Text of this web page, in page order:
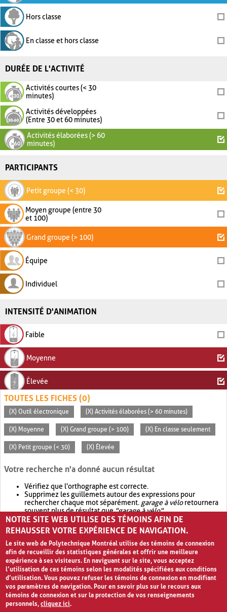
Hors classe
En classe et hors classe
DURÉE DE L'ACTIVITÉ
Activités courtes (< 30
minutes)
Activités développées
(Entre 30 et 60 minutes)
Activités élaborées (> 60
minutes)
PARTICIPANTS
Petit groupe (< 30)
Moyen groupe (entre 30
et 100)
Grand groupe (> 100)
Équipe
Individuel
INTENSITÉ D'ANIMATION
Faible
Moyenne
Élevée
TOUTES LES FICHES (0)
(X) Outil électronique (X) Activités élaborées (> 60 minutes)
(X) Moyenne (X) Grand groupe (> 100) (X) En classe seulement
(X) Petit groupe (< 30) (X) Élevée
Votre recherche n'a donné aucun résultat
Vérifiez que l'orthographe est correcte.
Supprimez les guillemets autour des expressions pour
rechercher chaque mot séparément. garage à véloretournera
souvent plus de résultat que"garage à vélo".
Envisagez d'élargir votre recherche avec OR.garage OR vélo
retournera souvent plus de résultat quegarage à vélo
NOTRE SITE WEB UTILISE DES TÉMOINS AFIN DE
REHAUSSER VOTRE EXPÉRIENCE DE NAVIGATION.
Le site web de Polytechnique Montréal utilise des témoins de connexion
afin de recueillir des statistiques générales et offrir une meilleure
expérience à ses visiteurs. En naviguant sur le site, vous acceptez
l’utilisation de ces témoins selon les modalités spécifiées aux conditions
d’utilisation. Vous pouvez refuser les témoins de connexion en modifiant
vos paramètres de navigation. Pour en savoir plus sur le recours aux
témoins de connexion et sur la protection de vos renseignements
personnels,cliquez ici.